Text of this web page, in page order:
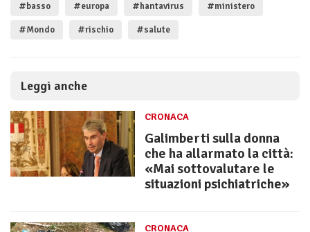
#basso #europa #hantavirus #ministero
#Mondo #rischio #salute
Leggi anche
CRONACA
Galimberti sulla donna
che ha allarmato la città:
«Mai sottovalutare le
situazioni psichiatriche»
CRONACA